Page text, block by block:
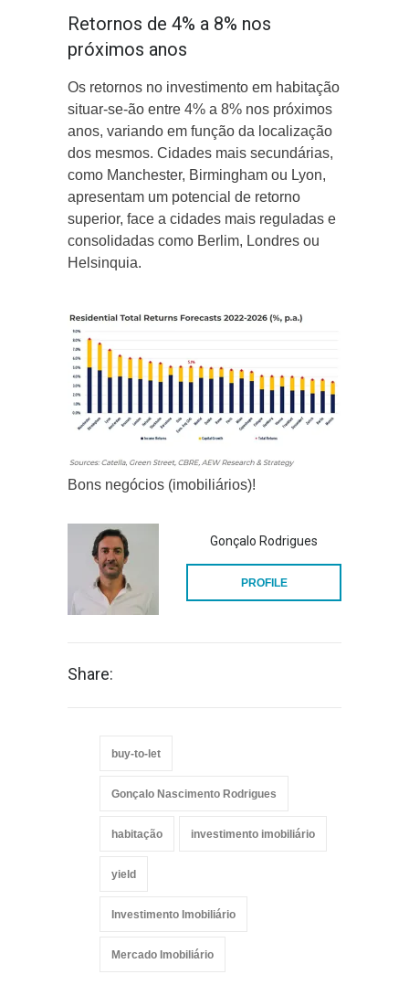
Retornos de 4% a 8% nos
próximos anos
Os retornos no investimento em habitação
situar-se-ão entre 4% a 8% nos próximos
anos, variando em função da localização
dos mesmos. Cidades mais secundárias,
como Manchester, Birmingham ou Lyon,
apresentam um potencial de retorno
superior, face a cidades mais reguladas e
consolidadas como Berlim, Londres ou
Helsinquia.
Bons negócios (imobiliários)!
Gonçalo Rodrigues
PROFILE
Share:
buy-to-let
Gonçalo Nascimento Rodrigues
habitação investimento imobiliário
yield
Investimento Imobiliário
Mercado Imobiliário